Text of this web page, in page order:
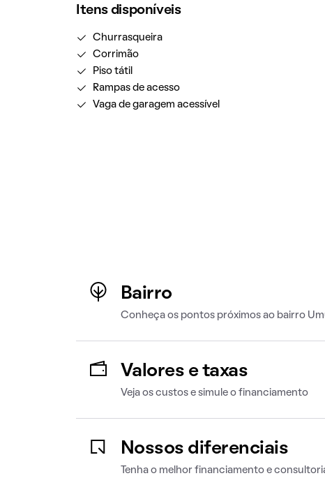
Itens disponíveis
Churrasqueira
Corrimão
Piso tátil
Rampas de acesso
Vaga de garagem acessível
Bairro
Conheça os pontos próximos ao bairro
Valores e taxas
Veja os custos e simule o financiamento
Nossos diferenciais
Tenha o melhor financiamento e